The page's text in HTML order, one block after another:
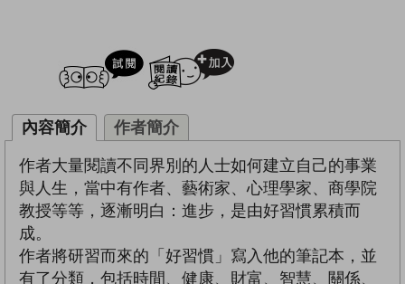
試閲
內容簡介 作者簡介
作者大量閱讀不同界別的人士如何建立自己的事業
與人生，當中有作者、藝術家、心理學家、商學院
教授等等，逐漸明白：進步，是由好習慣累積而
成。
作者將研習而來的「好習慣」寫入他的筆記本，並
有了分類，包括時間、健康、財富、智慧、關係、